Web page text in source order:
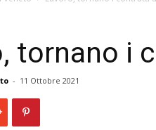
tornano i
- 11 Ottobre 2021